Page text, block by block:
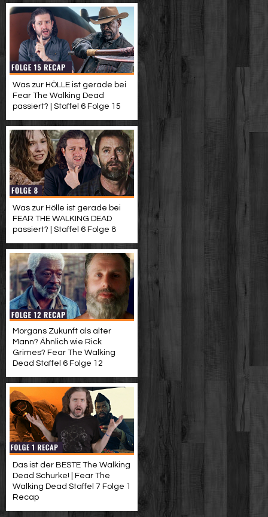
Was zur HÖLLE ist gerade bei
Fear The Walking Dead
passiert? | Staffel 6 Folge 15
Was zur Hölle ist gerade bei
FEAR THE WALKING DEAD
passiert? | Staffel 6 Folge 8
Morgans Zukunft als alter
Mann? Ähnlich wie Rick
Grimes? Fear The Walking
Dead Staffel 6 Folge 12
Das ist der BESTE The Walking
Dead Schurke! | Fear The
Walking Dead Staffel 7 Folge 1
Recap